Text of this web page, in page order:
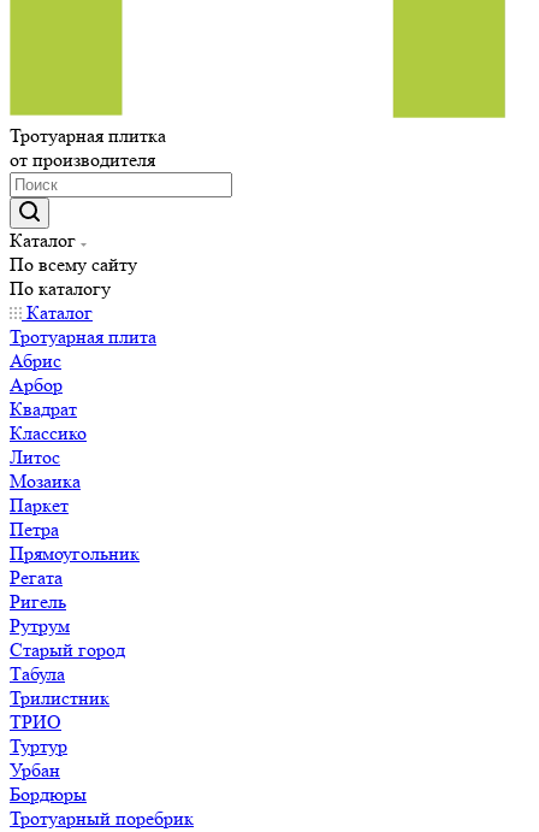
Тротуарная плитка
от производителя
Каталог
По всему сайту
По каталогу
Каталог
Тротуарная плита
Абрис
Арбор
Квадрат
Классико
Литос
Мозаика
Паркет
Петра
Прямоугольник
Регата
Ригель
Рутрум
Старый город
Табула
Трилистник
ТРИО
Туртур
Урбан
Бордюры
Тротуарный поребрик